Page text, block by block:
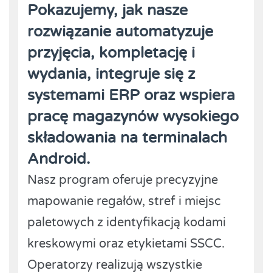
Pokazujemy, jak nasze
rozwiązanie automatyzuje
przyjęcia, kompletację i
wydania, integruje się z
systemami ERP oraz wspiera
pracę magazynów wysokiego
składowania na terminalach
Android.
Nasz program oferuje precyzyjne
mapowanie regałów, stref i miejsc
paletowych z identyfikacją kodami
kreskowymi oraz etykietami SSCC.
Operatorzy realizują wszystkie